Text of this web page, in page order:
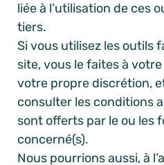
liée à l’utilisation de ces
tiers.
Si vous utilisez les outils
site, vous le faites à
votre propre discrétion,
consulter les conditions
sont offerts par le ou les
concerné(s).
Nous pourrions aussi, à